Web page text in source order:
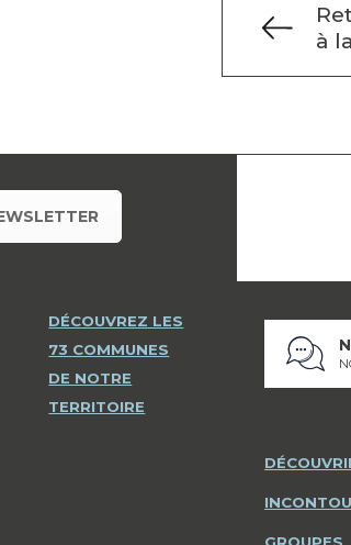
à
DÉCOUVREZ LES
73 COMMUNES
DE NOTRE
TERRITOIRE